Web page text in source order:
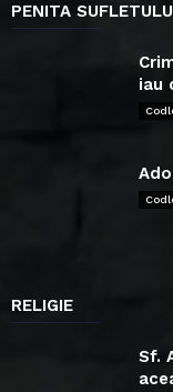
PENITA
iau
RELIGIE
Sf.